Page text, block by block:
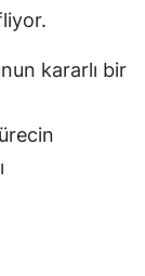
kararlı bir